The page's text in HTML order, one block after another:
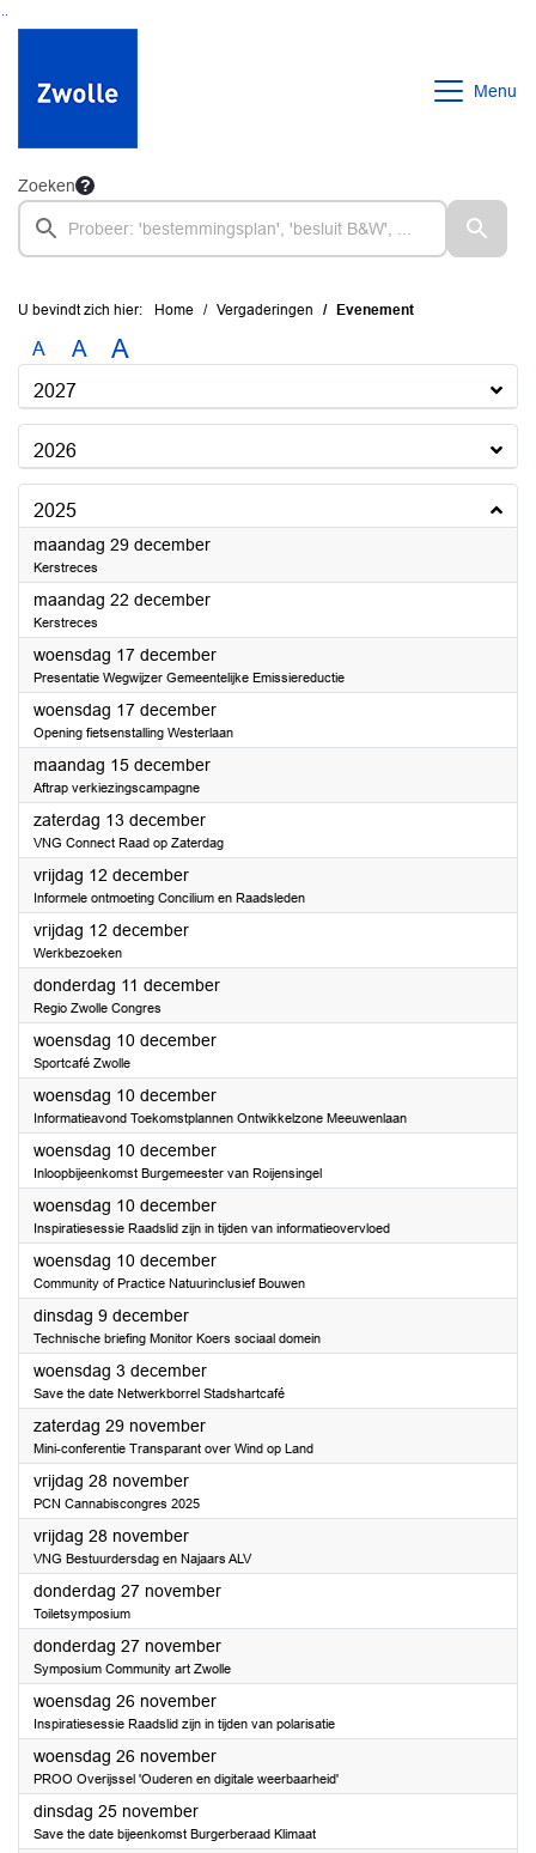
Ga naar de inhoud van deze pagina
Ga naar het zoeken
Ga naar het menu
Menu
Zoeken
U bevindt zich hier: Home Vergaderingen Evenement
A A A
2027
2026
2025
maandag 29 december2025
Kerstreces
maandag 22 december2025
Kerstreces
woensdag 17 december2025
Presentatie Wegwijzer Gemeentelijke Emissiereductie
woensdag 17 december2025
Opening fietsenstalling Westerlaan
maandag 15 december2025
Aftrap verkiezingscampagne
zaterdag 13 december2025
VNG Connect Raad op Zaterdag
vrijdag 12 december2025
Informele ontmoeting Concilium en Raadsleden
vrijdag 12 december2025
Werkbezoeken
donderdag 11 december2025
Regio Zwolle Congres
woensdag 10 december2025
Sportcafé Zwolle
woensdag 10 december2025
Informatieavond Toekomstplannen Ontwikkelzone Meeuwenlaan
woensdag 10 december2025
Inloopbijeenkomst Burgemeester van Roijensingel
woensdag 10 december2025
Inspiratiesessie Raadslid zijn in tijden van informatieovervloed
woensdag 10 december2025
Community of Practice Natuurinclusief Bouwen
dinsdag 9 december2025
Technische briefing Monitor Koers sociaal domein
woensdag 3 december2025
Save the date Netwerkborrel Stadshartcafé
zaterdag 29 november2025
Mini-conferentie Transparant over Wind op Land
vrijdag 28 november2025
PCN Cannabiscongres 2025
vrijdag 28 november2025
VNG Bestuurdersdag en Najaars ALV
donderdag 27 november2025
Toiletsymposium
donderdag 27 november2025
Symposium Community art Zwolle
woensdag 26 november2025
Inspiratiesessie Raadslid zijn in tijden van polarisatie
woensdag 26 november2025
PROO Overijssel 'Ouderen en digitale weerbaarheid'
dinsdag 25 november2025
Save the date bijeenkomst Burgerberaad Klimaat